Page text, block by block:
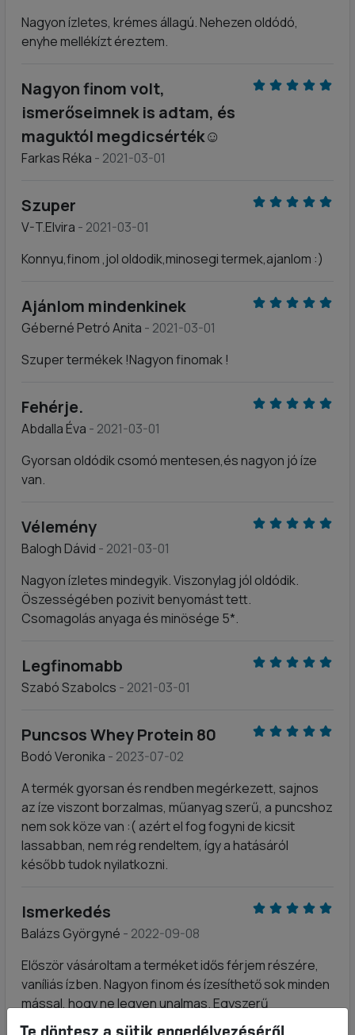
Nagyon ízletes, krémes állagú. Nehezen oldódó,
enyhe mellékízt éreztem.
Nagyon finom volt,
ismerőseimnek is adtam, és
maguktól megdicsérték☺️
Farkas Réka - 2021-03-01
Szuper
V-T.Elvira - 2021-03-01
Konnyu,finom ,jol oldodik,minosegi termek,ajanlom :)
Ajánlom mindenkinek
Géberné Petró Anita - 2021-03-01
Szuper termékek !Nagyon finomak !
Fehérje.
Abdalla Éva - 2021-03-01
Gyorsan oldódik csomó mentesen,és nagyon jó íze
van.
Vélemény
Balogh Dávid - 2021-03-01
Nagyon ízletes mindegyik. Viszonylag jól oldódik.
Öszességében pozivit benyomást tett.
Csomagolás anyaga és minösége 5*.
Legfinomabb
Szabó Szabolcs - 2021-03-01
Puncsos Whey Protein 80
Bodó Veronika - 2023-07-02
A termék gyorsan és rendben megérkezett, sajnos
az íze viszont borzalmas, műanyag szerű, a puncshoz
nem sok köze van :( azért el fog fogyni de kicsit
lassabban, nem rég rendeltem, így a hatásáról
később tudok nyilatkozni.
Ismerkedés
Balázs Györgyné - 2022-09-08
Először vásároltam a terméket idős férjem részére,
vaníliás ízben. Nagyon finom és ízesíthető sok minden
mással, hogy ne legyen unalmas. Egyszerű
elkészíteni, bár adagoló kanál hasznos lenne a